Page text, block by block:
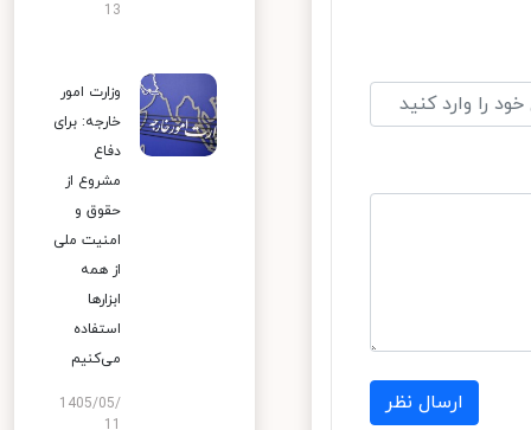
ارسال نظر
13
وزارت امور
خارجه: برای
دفاع
مشروع از
حقوق و
امنیت ملی
از همه
ابزارها
استفاده
می‌کنیم
1405/05/